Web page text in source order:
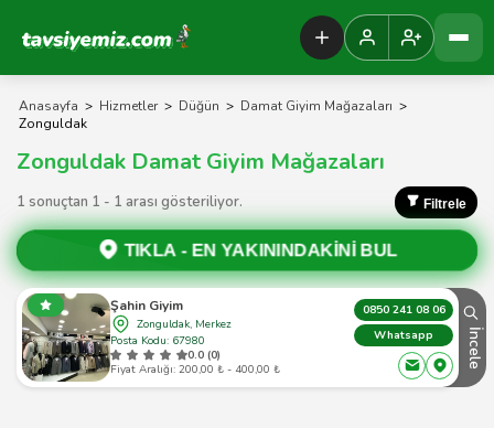
Tavsiyemiz Anasayfa
Anasayfa > Hizmetler > Düğün > Damat Giyim Mağazaları >
Zonguldak
Zonguldak Damat Giyim Mağazaları
1 sonuçtan 1 - 1 arası gösteriliyor. Filtrele
TIKLA - EN YAKININDAKİNİ BUL
Şahin Giyim
Zonguldak, Merkez
Posta Kodu: 67980
0.0 (0)
Fiyat Aralığı: 200,00 ₺ - 400,00 ₺
0850 241 08 06
Whatsapp
İncele